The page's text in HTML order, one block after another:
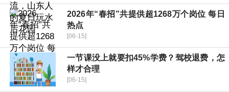
2026年“春招”共提供超1268万个岗位 每日
热点
[06-15]
一节课没上就要扣45%学费？驾校退费，怎
样才合理
[06-15]